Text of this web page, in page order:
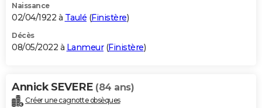
Naissance
02/04/1922 à Taulé (Finistère)
Décès
08/05/2022 à Lanmeur(Finistère)
Annick SEVERE (84 ans)
Créer une cagnotte obsèques